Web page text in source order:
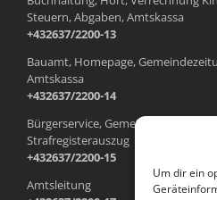
Um dir ein
Steuern, Abgaben, Amtskassa
+432637/2200-13
Bauamt, Homepage,
Amtskassa
+432637/2200-14
Bürgerservice,
Strafregisterauszug
+432637/2200-15
Amtsleitung